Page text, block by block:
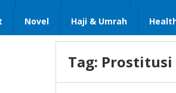
Novel Haji & Umrah
Tag: Prostitusi